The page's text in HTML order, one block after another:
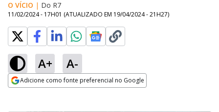
O VÍCIO | Do R7
11/02/2024 - 17H01 (ATUALIZADO EM 19/04/2024 - 21H27)
A+ A-
Adicione como fonte preferencial no Google